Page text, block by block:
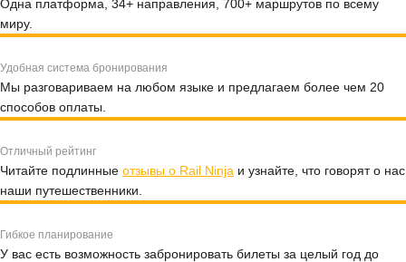
Одна платформа, 34+ направления, 700+ маршрутов по всему
миру.
Удобная система бронирования
Мы разговариваем на любом языке и предлагаем более чем 20
способов оплаты.
Отличный рейтинг
Читайте подлинные отзывы о Rail Ninja и узнайте, что говорят о нас
наши путешественники.
Гибкое планирование
У вас есть возможность забронировать билеты за целый год до